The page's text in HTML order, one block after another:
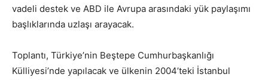
vadeli destek ve ABD ile Avrupa arasındaki yük paylaşımı
başlıklarında uzlaşı arayacak.
Toplantı, Türkiye’nin Beştepe Cumhurbaşkanlığı
Külliyesi’nde yapılacak ve ülkenin 2004’teki İstanbul